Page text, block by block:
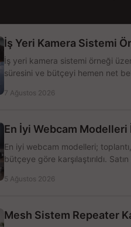
İş Yeri Kamera Sistemi
İş yeri kamera sistemi örneği
süresini ve bütçeyi hemen net
7 Ağustos 2026
En İyi Webcam
En iyi webcam modelleri;
bütçeye göre karşılaştırıldı.
5 Ağustos 2026
Mesh Sistem Repeater